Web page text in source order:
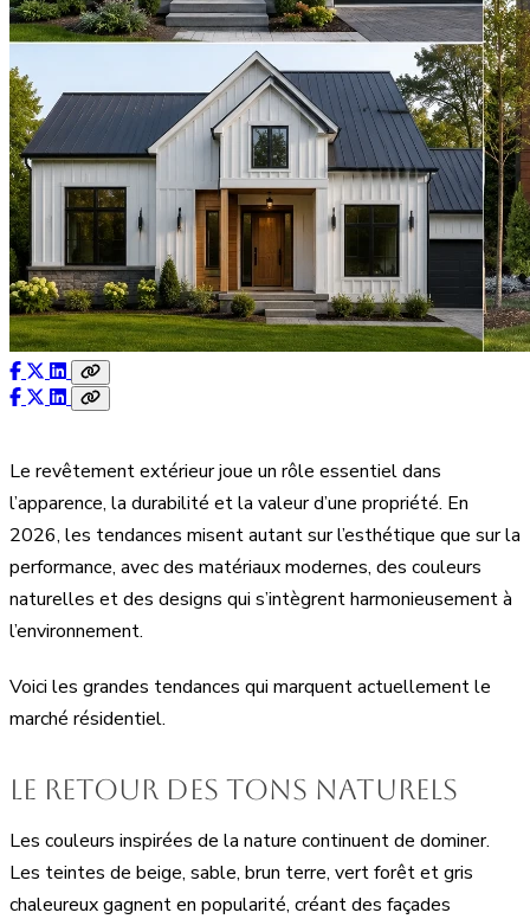
Le revêtement extérieur joue un rôle essentiel dans
l’apparence, la durabilité et la valeur d’une propriété. En
2026, les tendances misent autant sur l’esthétique que sur la
performance, avec des matériaux modernes, des couleurs
naturelles et des designs qui s’intègrent harmonieusement à
l’environnement.
Voici les grandes tendances qui marquent actuellement le
marché résidentiel.
Le retour des tons naturels
Les couleurs inspirées de la nature continuent de dominer.
Les teintes de beige, sable, brun terre, vert forêt et gris
chaleureux gagnent en popularité, créant des façades